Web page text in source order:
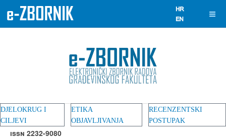
DJELOKRUG I
CILJEVI
ETIKA
OBJAVLJIVANJA
RECENZENTSKI
POSTUPAK
ISSN 2232-9080